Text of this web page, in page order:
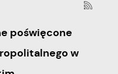
poświęcone
w